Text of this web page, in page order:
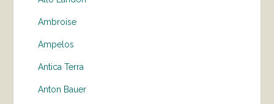
Ambroise
Ampelos
Antica Terra
Anton Bauer